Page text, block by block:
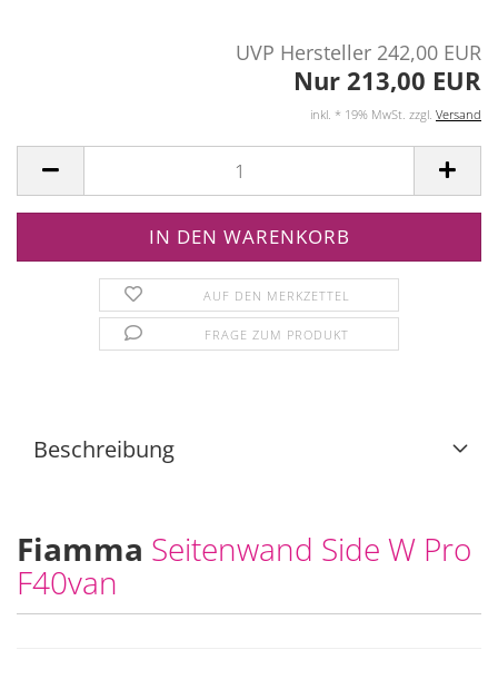
UVP Hersteller 242,00 EUR
Nur 213,00 EUR
inkl. * 19% MwSt. zzgl. Versand
AUF DEN MERKZETTEL
FRAGE ZUM PRODUKT
Beschreibung
Fiamma Seitenwand Side W Pro
F40van